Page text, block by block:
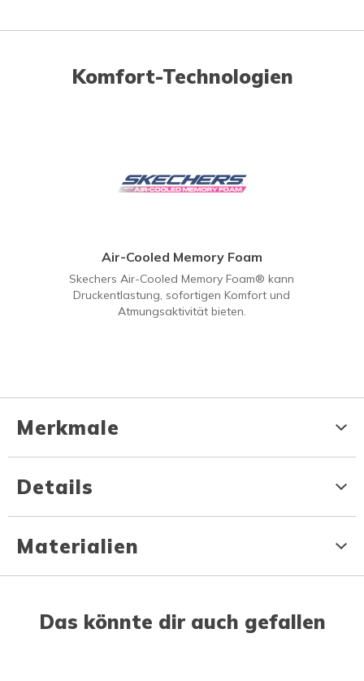
Komfort-Technologien
Air-Cooled Memory Foam
Skechers Air-Cooled Memory Foam® kann
Druckentlastung, sofortigen Komfort und
Atmungsaktivität bieten.
Merkmale
Details
Materialien
Das könnte dir auch gefallen